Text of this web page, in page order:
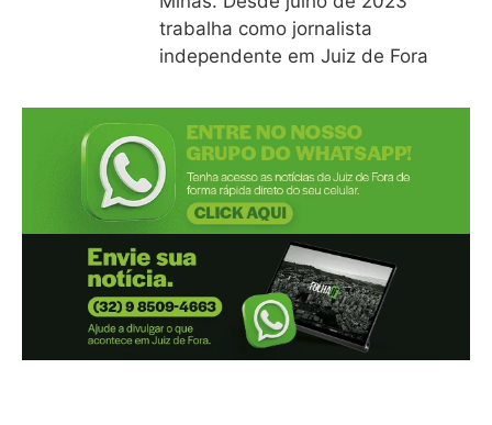
trabalha como jornalista
independente em Juiz de Fora